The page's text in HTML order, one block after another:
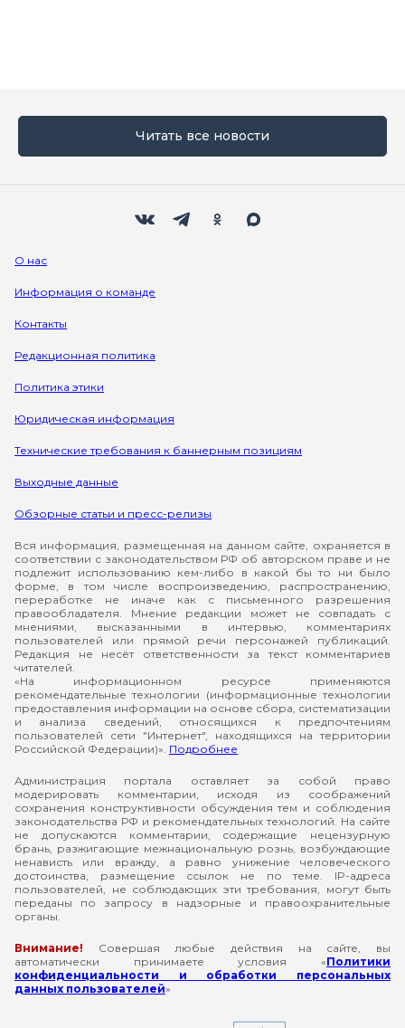
Читать все новости
О нас
Информация о команде
Контакты
Редакционная политика
Политика этики
Юридическая информация
Технические требования к баннерным позициям
Выходные данные
Обзорные статьи и пресс-релизы
Вся информация, размещенная на данном сайте, охраняется в
соответствии с законодательством РФ об авторском праве и не
подлежит использованию кем-либо в какой бы то ни было
форме, в том числе воспроизведению, распространению,
переработке не иначе как с письменного разрешения
правообладателя. Мнение редакции может не совпадать с
мнениями, высказанными в интервью, комментариях
пользователей или прямой речи персонажей публикаций.
Редакция не несёт ответственности за текст комментариев
читателей.
«На информационном ресурсе применяются
рекомендательные технологии (информационные технологии
предоставления информации на основе сбора, систематизации
и анализа сведений, относящихся к предпочтениям
пользователей сети "Интернет", находящихся на территории
Российской Федерации)». Подробнее
Администрация портала оставляет за собой право
модерировать комментарии, исходя из соображений
сохранения конструктивности обсуждения тем и соблюдения
законодательства РФ и рекомендательных технологий. На сайте
не допускаются комментарии, содержащие нецензурную
брань, разжигающие межнациональную рознь, возбуждающие
ненависть или вражду, а равно унижение человеческого
достоинства, размещение ссылок не по теме. IP-адреса
пользователей, не соблюдающих эти требования, могут быть
переданы по запросу в надзорные и правоохранительные
органы.
Внимание! Совершая любые действия на сайте, вы
автоматически принимаете условия «Политики
конфиденциальности и обработки персональных
данных пользователей»